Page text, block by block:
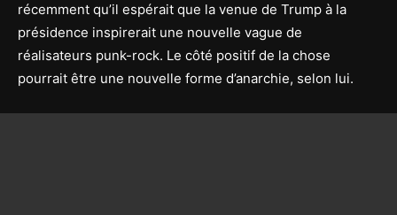
récemment qu’il espérait que la venue de Trump à la
présidence inspirerait une nouvelle vague de
réalisateurs punk-rock. Le côté positif de la chose
pourrait être une nouvelle forme d’anarchie, selon lui.